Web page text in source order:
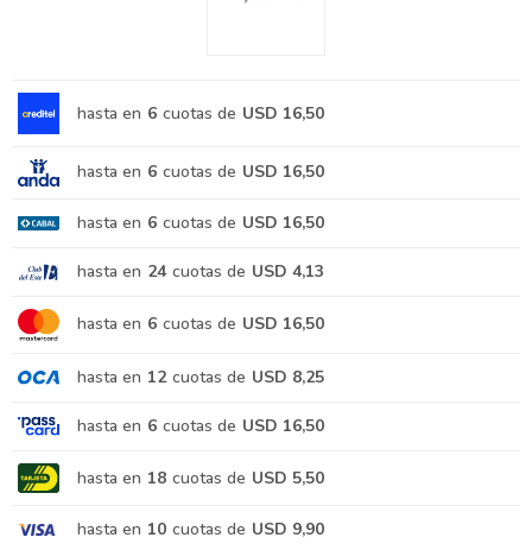
hasta en 6 cuotas de USD 16,50
hasta en 6 cuotas de USD 16,50
hasta en 6 cuotas de USD 16,50
hasta en 24 cuotas de USD 4,13
hasta en 6 cuotas de USD 16,50
hasta en 12 cuotas de USD 8,25
hasta en 6 cuotas de USD 16,50
hasta en 18 cuotas de USD 5,50
hasta en 10 cuotas de USD 9,90